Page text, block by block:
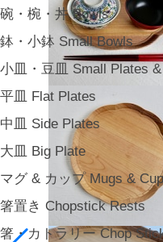
碗・椀・丼 Bowls
鉢・小鉢 Small Bowls
小皿・豆皿 Small Plates
平皿 Flat Plates
中皿 Side Plates
大皿 Big Plate
マグ & カップ Mugs &
箸置き Chopstick Rests
箸・カトラリー Chop